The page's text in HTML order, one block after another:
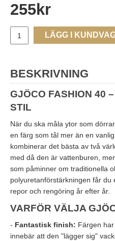
255kr
LÄGG I
BESKRIVNING
GJÖCO FASHION 40
STIL
När du ska måla ytor som
en färg som tål mer än en vanlig
kombinerar det bästa av två
med då den är vattenburen,
som påminner om traditionella
polyuretanförstärkningen får du
repor och rengöring år efter år.
VARFÖR VÄLJA
- Fantastisk finish: Färgen
innebär att den "lägger sig"